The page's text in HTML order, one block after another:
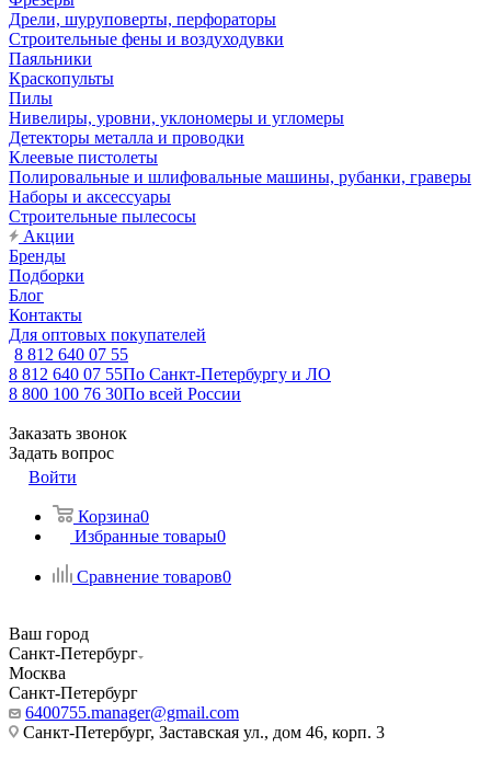
Дрели, шуруповерты, перфораторы
Строительные фены и воздуходувки
Паяльники
Краскопульты
Пилы
Нивелиры, уровни, уклономеры и угломеры
Детекторы металла и проводки
Клеевые пистолеты
Полировальные и шлифовальные машины, рубанки, граверы
Наборы и аксессуары
Строительные пылесосы
Акции
Бренды
Подборки
Блог
Контакты
Для оптовых покупателей
8 812 640 07 55
8 812 640 07 55По Санкт-Петербургу и ЛО
8 800 100 76 30По всей России
Заказать звонок
Задать вопрос
Войти
Корзина0
Избранные товары0
Сравнение товаров0
Ваш город
Санкт-Петербург
Москва
Санкт-Петербург
6400755.manager@gmail.com
Санкт-Петербург, Заставская ул., дом 46, корп. 3